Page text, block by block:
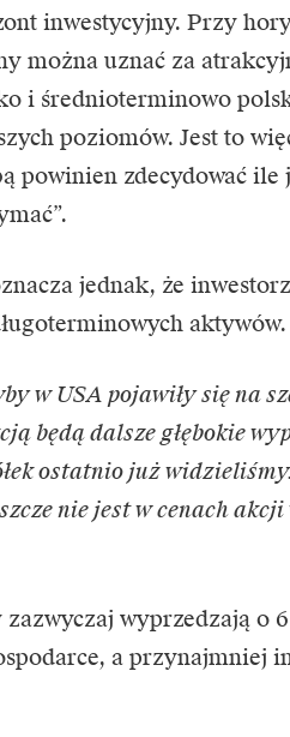
inwestycyjny. Przy
można uznać za
i średnioterminowo
poziomów. Jest to
powinien zdecydować ile
jednak, że
aktywów.
w USA pojawiły się na
będą dalsze głębokie
ostatnio już
nie jest w cenach akcji
zazwyczaj wyprzedzają o
a przynajmniej